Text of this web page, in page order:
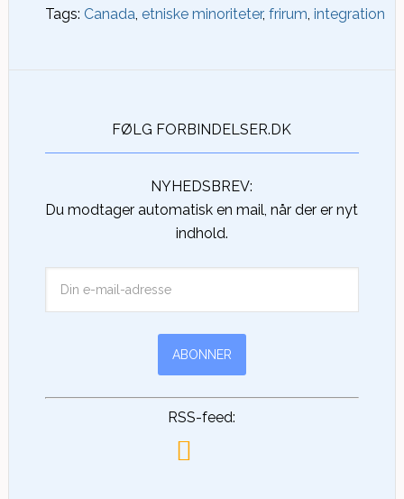
Tags: Canada, etniske minoriteter, frirum, integration
FØLG FORBINDELSER.DK
NYHEDSBREV:
Du modtager automatisk en mail, når der er nyt
indhold.
RSS-feed: